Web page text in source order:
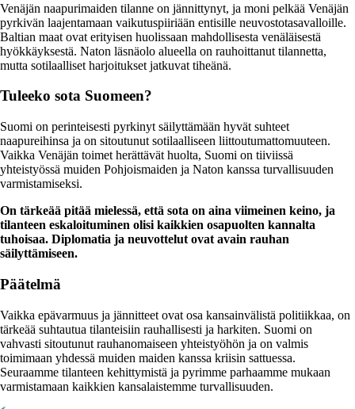
Venäjän naapurimaiden tilanne on jännittynyt, ja moni pelkää Venäjän
pyrkivän laajentamaan vaikutuspiiriään entisille neuvostotasavalloille.
Baltian maat ovat erityisen huolissaan mahdollisesta venäläisestä
hyökkäyksestä. Naton läsnäolo alueella on rauhoittanut tilannetta,
mutta sotilaalliset harjoitukset jatkuvat tiheänä.
Tuleeko sota Suomeen?
Suomi on perinteisesti pyrkinyt säilyttämään hyvät suhteet
naapureihinsa ja on sitoutunut sotilaalliseen liittoutumattomuuteen.
Vaikka Venäjän toimet herättävät huolta, Suomi on tiiviissä
yhteistyössä muiden Pohjoismaiden ja Naton kanssa turvallisuuden
varmistamiseksi.
On tärkeää pitää mielessä, että sota on aina viimeinen keino, ja
tilanteen eskaloituminen olisi kaikkien osapuolten kannalta
tuhoisaa. Diplomatia ja neuvottelut ovat avain rauhan
säilyttämiseen.
Päätelmä
Vaikka epävarmuus ja jännitteet ovat osa kansainvälistä politiikkaa, on
tärkeää suhtautua tilanteisiin rauhallisesti ja harkiten. Suomi on
vahvasti sitoutunut rauhanomaiseen yhteistyöhön ja on valmis
toimimaan yhdessä muiden maiden kanssa kriisin sattuessa.
Seuraamme tilanteen kehittymistä ja pyrimme parhaamme mukaan
varmistamaan kaikkien kansalaistemme turvallisuuden.